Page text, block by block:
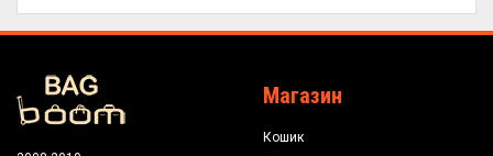
Магазин
Кошик